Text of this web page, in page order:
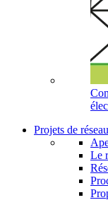
Projets de réseau
Le